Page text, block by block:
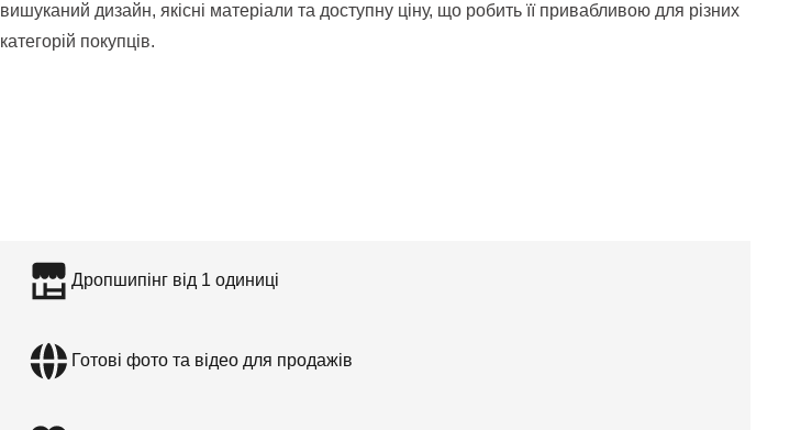
вишуканий дизайн, якісні матеріали та доступну ціну, що робить її привабливою для різних
категорій покупців.
Дропшипінг від 1 одиниці
Готові фото та відео для продажів